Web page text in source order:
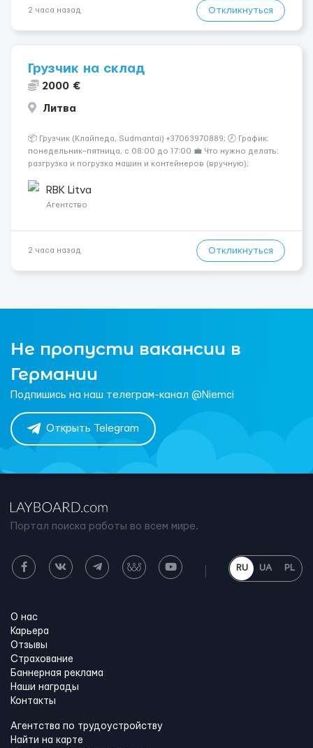
2 часа назад Откликнуться
Грузчик на склад
2000 €
Литва
📦 Грузчик (Клайпеда, Sudmantai) +37063970889; 🕗 График:
понедельник–пятница, с 08:00 до 17:00 💼 Что нужно делать:
разгрузка и погрузка машин и контейнеров (вручную);
выполнение других поручений заведующего складом. ✅
Требования: ...
RBK Litva
Агентство
2 часа назад Откликнуться
Не пропусти вакансии в
Германии
Подпишись на наш телеграм-канал @Niemci
Открыть Telegram
Портал поиска работы во всем мире.
RU UA PL
О нас
Карьера
Отзывы
Страхование
Баннерная реклама
Наши награды
Контакты
Агентства по трудоустройству
Найти на карте